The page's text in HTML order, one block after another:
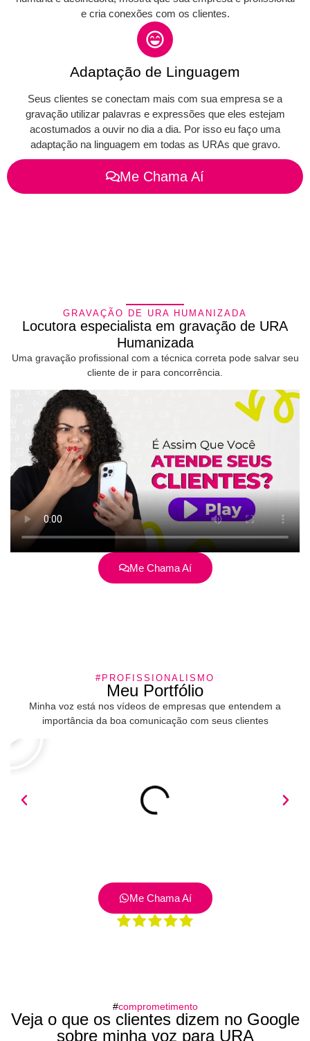
e cria conexões com os clientes.
Adaptação de Linguagem
Seus clientes se conectam mais com sua empresa se a
gravação utilizar palavras e expressões que eles estejam
acostumados a ouvir no dia a dia. Por isso eu faço uma
adaptação na linguagem em todas as URAs que gravo.
Me Chama Aí
GRAVAÇÃO DE URA HUMANIZADA
Locutora especialista em gravação de URA
Humanizada
Uma gravação profissional com a técnica correta pode salvar seu
cliente de ir para concorrência.
Me Chama Aí
#PROFISSIONALISMO
Meu Portfólio
Minha voz está nos vídeos de empresas que entendem a
importância da boa comunicação com seus clientes
Me Chama Aí
#comprometimento
Veja o que os clientes dizem no Google
sobre minha voz para URA